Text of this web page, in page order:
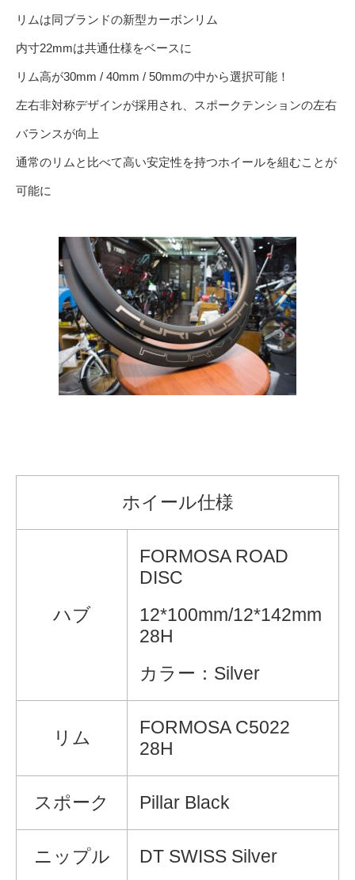
リムは同ブランドの新型カーボンリム
内寸22mmは共通仕様をベースに
リム高が30mm / 40mm / 50mmの中から選択可能！
左右非対称デザインが採用され、スポークテンションの左右
バランスが向上
通常のリムと比べて高い安定性を持つホイールを組むことが
可能に
ホイール仕様
ハブ
FORMOSA ROAD
DISC
12*100mm/12*142mm
28H
カラー：Silver
リム
FORMOSA C5022
28H
スポーク Pillar Black
ニップル DT SWISS Silver